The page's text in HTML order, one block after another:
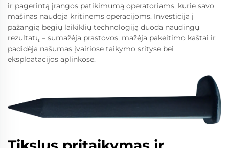
ir pagerintą įrangos patikimumą operatoriams, kurie savo
mašinas naudoja kritinėms operacijoms. Investicija į
pažangią bėgių laikiklių technologiją duoda naudingų
rezultatų – sumažėja prastovos, mažėja pakeitimo kaštai ir
padidėja našumas įvairiose taikymo srityse bei
eksploatacijos aplinkose.